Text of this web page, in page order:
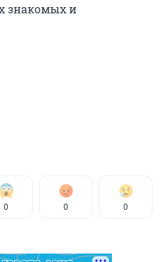
знакомых и
0 0 0